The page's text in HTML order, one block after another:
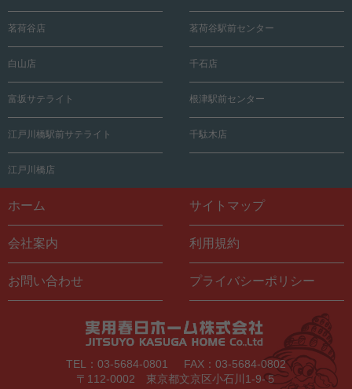
茗荷谷店 茗荷谷駅前センター
白山店 千石店
富坂サテライト 根津駅前センター
江戸川橋駅前サテライト 千駄木店
江戸川橋店
ホーム サイトマップ
会社案内 利用規約
お問い合わせ プライバシーポリシー
TEL：03-5684-0801
FAX：03-5684-0802
〒112-0002 東京都文京区小石川1-9-５